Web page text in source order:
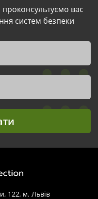
проконсультуємо вас
систем безпеки
122, м. Львів